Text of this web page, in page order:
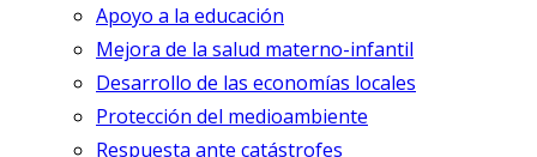
Apoyo a la educación
Mejora de la salud materno-infantil
Desarrollo de las economías locales
Protección del medioambiente
Respuesta ante catástrofes